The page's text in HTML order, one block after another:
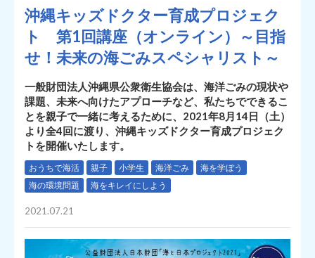
沖縄キッズドクター育成プロジェク
ト 第1回講座（オンライン）～目指
せ！未来の海ごみスペシャリスト～
一般財団法人沖縄県公衆衛生協会は、海洋ごみの現状や
課題、未来へ向けたアプローチなど、私たちでできるこ
とを親子で一緒に考えるために、2021年8月14日（土）
より全4回に渡り、沖縄キッズドクター育成プロジェク
トを開催いたします。
おうちで海活 親子 小学生 海洋ごみ
海を学ぼう
海の環境問題
海をキレイにしよう
2021.07.21